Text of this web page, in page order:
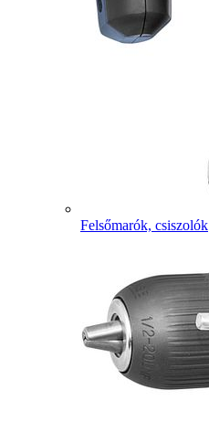
Felsőmarók, csiszolók